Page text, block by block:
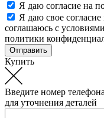
Я даю согласие на
Я даю свое
соглашаюсь с
политики
Купить
Введите номер
для уточнения деталей